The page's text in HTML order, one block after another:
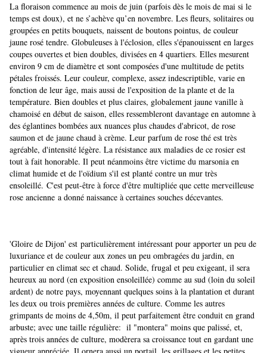
La floraison commence au mois de juin (parfois dès le mois de mai si le
temps est doux), et ne s’achève qu’en novembre. Les fleurs, solitaires ou
groupées en petits bouquets, naissent de boutons pointus, de couleur
jaune rosé tendre. Globuleuses à l'éclosion, elles s'épanouissent en larges
coupes ouvertes et bien doubles, divisées en 4 quartiers. Elles mesurent
environ 9 cm de diamètre et sont composées d'une multitude de petits
pétales froissés. Leur couleur, complexe, assez indescriptible, varie en
fonction de leur âge, mais aussi de l'exposition de la plante et de la
température. Bien doubles et plus claires, globalement jaune vanille à
chamoisé en début de saison, elles ressembleront davantage en automne à
des églantines bombées aux nuances plus chaudes d'abricot, de rose
saumon et de jaune chaud à crème. Leur parfum de rose thé est très
agréable, d'intensité légère. La résistance aux maladies de ce rosier est
tout à fait honorable. Il peut néanmoins être victime du marsonia en
climat humide et de l'oïdium s'il est planté contre un mur très
ensoleillé. C'est peut-être à force d'être multipliée que cette merveilleuse
rose ancienne a donné naissance à certaines souches décevantes.
'Gloire de Dijon' est particulièrement intéressant pour apporter un peu de
luxuriance et de couleur aux zones un peu ombragées du jardin, en
particulier en climat sec et chaud. Solide, frugal et peu exigeant, il sera
heureux au nord (en exposition ensoleillée) comme au sud (loin du soleil
ardent) de notre pays, moyennant quelques soins à la plantation et durant
les deux ou trois premières années de culture. Comme les autres
grimpants de moins de 4,50m, il peut parfaitement être conduit en grand
arbuste; avec une taille régulière: il "montera" moins que palissé, et,
après trois années de culture, modèrera sa croissance tout en gardant une